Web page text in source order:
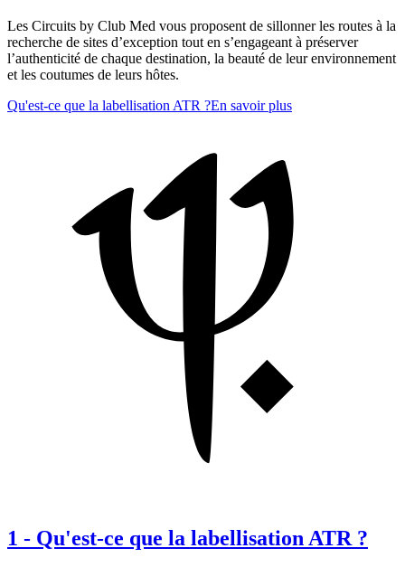
Les Circuits by Club Med vous proposent de sillonner les routes à la
recherche de sites d’exception tout en s’engageant à préserver
l’authenticité de chaque destination, la beauté de leur environnement
et les coutumes de leurs hôtes.
Qu'est-ce que la labellisation ATR ?En savoir plus
1 - Qu'est-ce que la labellisation ATR ?